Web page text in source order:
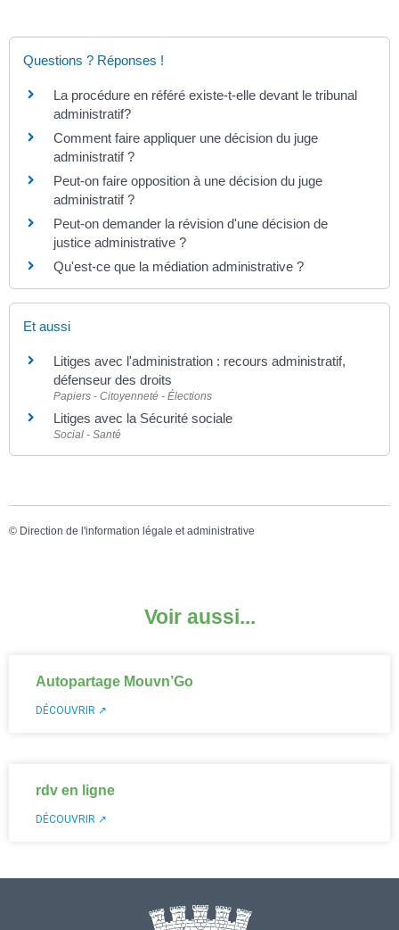
Questions ? Réponses !
La procédure en référé existe-t-elle devant le tribunal
administratif?
Comment faire appliquer une décision du juge
administratif ?
Peut-on faire opposition à une décision du juge
administratif ?
Peut-on demander la révision d'une décision de
justice administrative ?
Qu'est-ce que la médiation administrative ?
Et aussi
Litiges avec l'administration : recours administratif,
défenseur des droits
Papiers - Citoyenneté - Élections
Litiges avec la Sécurité sociale
Social - Santé
© Direction de l'information légale et administrative
Voir aussi...
Autopartage Mouvn’Go
DÉCOUVRIR ↗
rdv en ligne
DÉCOUVRIR ↗